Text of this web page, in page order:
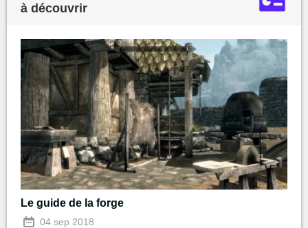
à découvrir
Le guide de la forge
04 sep 2018